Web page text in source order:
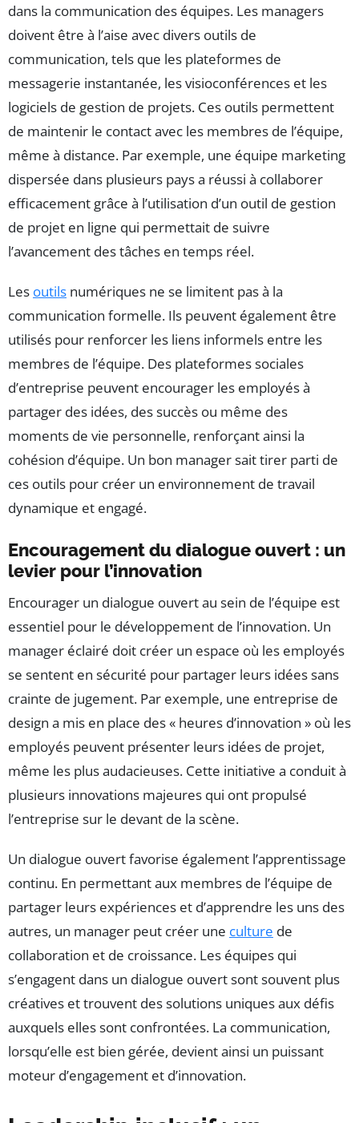
dans la communication des équipes. Les managers
doivent être à l’aise avec divers outils de
communication, tels que les plateformes de
messagerie instantanée, les visioconférences et les
logiciels de gestion de projets. Ces outils permettent
de maintenir le contact avec les membres de l’équipe,
même à distance. Par exemple, une équipe marketing
dispersée dans plusieurs pays a réussi à collaborer
efficacement grâce à l’utilisation d’un outil de gestion
de projet en ligne qui permettait de suivre
l’avancement des tâches en temps réel.
Les outils numériques ne se limitent pas à la
communication formelle. Ils peuvent également être
utilisés pour renforcer les liens informels entre les
membres de l’équipe. Des plateformes sociales
d’entreprise peuvent encourager les employés à
partager des idées, des succès ou même des
moments de vie personnelle, renforçant ainsi la
cohésion d’équipe. Un bon manager sait tirer parti de
ces outils pour créer un environnement de travail
dynamique et engagé.
Encouragement du dialogue ouvert : un
levier pour l’innovation
Encourager un dialogue ouvert au sein de l’équipe est
essentiel pour le développement de l’innovation. Un
manager éclairé doit créer un espace où les employés
se sentent en sécurité pour partager leurs idées sans
crainte de jugement. Par exemple, une entreprise de
design a mis en place des « heures d’innovation » où les
employés peuvent présenter leurs idées de projet,
même les plus audacieuses. Cette initiative a conduit à
plusieurs innovations majeures qui ont propulsé
l’entreprise sur le devant de la scène.
Un dialogue ouvert favorise également l’apprentissage
continu. En permettant aux membres de l’équipe de
partager leurs expériences et d’apprendre les uns des
autres, un manager peut créer une culture de
collaboration et de croissance. Les équipes qui
s’engagent dans un dialogue ouvert sont souvent plus
créatives et trouvent des solutions uniques aux défis
auxquels elles sont confrontées. La communication,
lorsqu’elle est bien gérée, devient ainsi un puissant
moteur d’engagement et d’innovation.